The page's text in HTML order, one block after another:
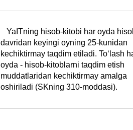
YaITning hisob-kitobi har oyda
davridan keyingi oyning 25-kunidan
kechiktirmay taqdim etiladi. Toʻlash
oyda - hisob-kitoblarni taqdim etish
muddatlaridan kechiktirmay amalga
oshiriladi (SKning 310-moddasi).